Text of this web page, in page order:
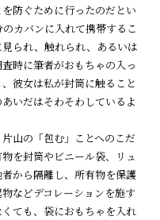
防ぐために行ったのだとい
カバンに入れて携帯するこ
られ、触れられ、あるいは
時に筆者がおもちゃの入っ
彼女は私が封筒に触ること
いだはそわそわしているよ
山の「包む」ことへのこだ
を封筒やビニール袋、リュ
から隔離し、所有物を保護
などデコレーションを施す
ても、袋におもちゃを入れ